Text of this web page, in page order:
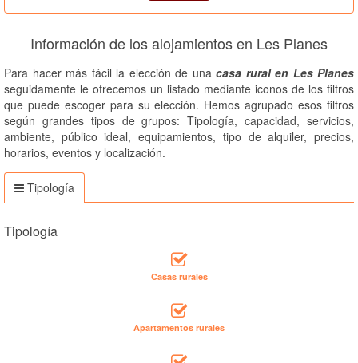
Información de los alojamientos en Les Planes
Para hacer más fácil la elección de una casa rural en Les Planes
seguidamente le ofrecemos un listado mediante iconos de los filtros
que puede escoger para su elección. Hemos agrupado esos filtros
según grandes tipos de grupos: Tipología, capacidad, servicios,
ambiente, público ideal, equipamientos, tipo de alquiler, precios,
horarios, eventos y localización.
Tipología
Tipología
Casas rurales
Apartamentos rurales